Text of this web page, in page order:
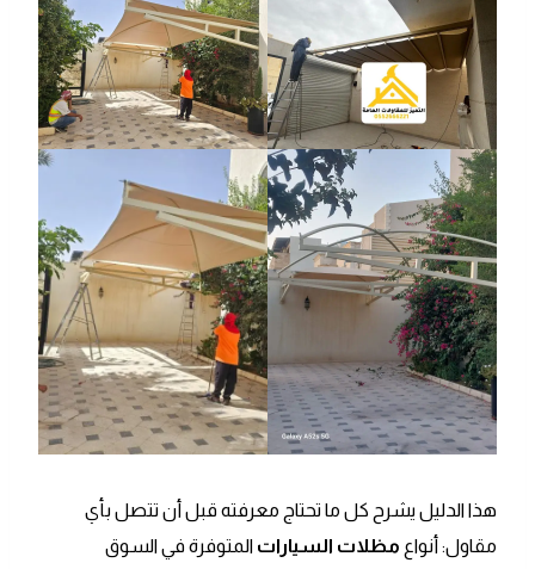
هذا الدليل يشرح كل ما تحتاج معرفته قبل أن تتصل بأي
مقاول: أنواع مظلات السيارات المتوفرة في السوق